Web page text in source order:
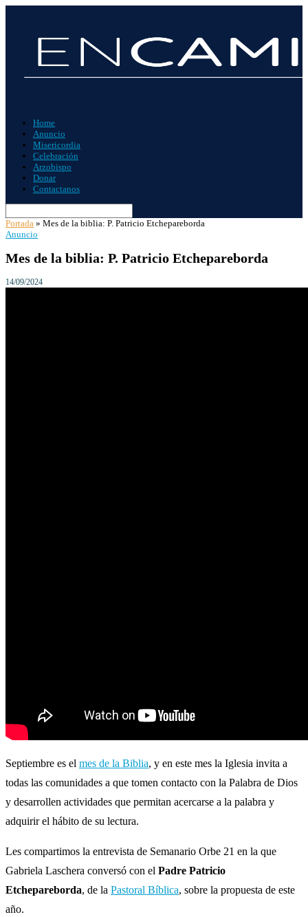
Home
Anuncio
Misericordia
Celebración
Arzobispo
Donar
Contactanos
Portada » Mes de la biblia: P. Patricio Etchepareborda
Anuncio
Mes de la biblia: P. Patricio Etchepareborda
14/09/2024
Septiembre es el mes de la Biblia, y en este mes la Iglesia invita a
todas las comunidades a que tomen contacto con la Palabra de Dios
y desarrollen actividades que permitan acercarse a la palabra y
adquirir el hábito de su lectura.
Les compartimos la entrevista de Semanario Orbe 21 en la que
Gabriela Laschera conversó con el Padre Patricio
Etchepareborda, de la Pastoral Bíblica, sobre la propuesta de este
año.